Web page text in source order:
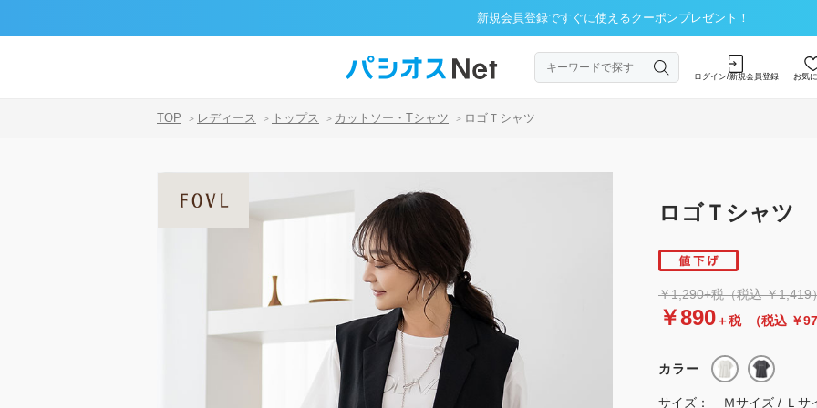
新規会員登録ですぐに使えるクーポンプレゼント！
ログイン/新規会員登録 お気
TOP > レディース > トップス > カットソー・Tシャツ > ロゴＴシャツ
ロゴＴシャツ
￥1,290+税（税込 ￥1,419
￥890＋税 （税込 ￥
カラー
サイズ：
Ｍサイズ / Ｌサ